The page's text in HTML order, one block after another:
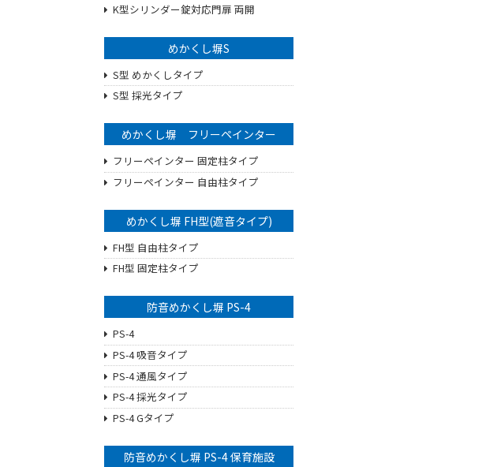
K型シリンダー錠対応門扉 両開
めかくし塀S
S型 めかくしタイプ
S型 採光タイプ
めかくし塀 フリーペインター
フリーペインター 固定柱タイプ
フリーペインター 自由柱タイプ
めかくし塀 FH型(遮音タイプ)
FH型 自由柱タイプ
FH型 固定柱タイプ
防音めかくし塀 PS-4
PS-4
PS-4 吸音タイプ
PS-4 通風タイプ
PS-4 採光タイプ
PS-4 Gタイプ
防音めかくし塀 PS-4 保育施設